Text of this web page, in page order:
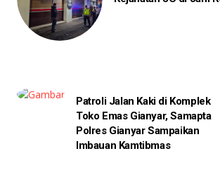
Patroli Jalan Kaki di Komplek
Toko Emas Gianyar, Samapta
Polres Gianyar Sampaikan
Imbauan Kamtibmas